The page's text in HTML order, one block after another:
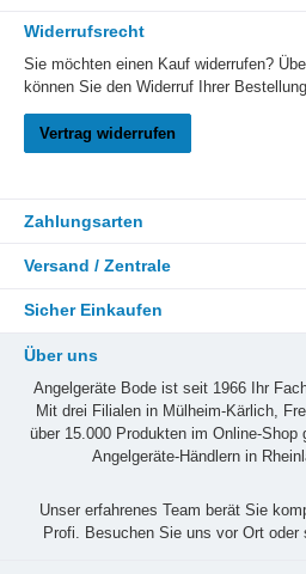
Widerrufsrecht
Sie möchten einen Kauf widerrufen?
können Sie den Widerruf Ihrer
Vertrag widerrufen
Zahlungsarten
Versand / Zentrale
Sicher Einkaufen
Über uns
Angelgeräte Bode ist seit 1966 Ihr
Mit drei Filialen in Mülheim-Kärlich,
über 15.000 Produkten im Online-Shop
Angelgeräte-Händlern in
Unser erfahrenes Team berät Sie
Profi. Besuchen Sie uns vor Ort oder